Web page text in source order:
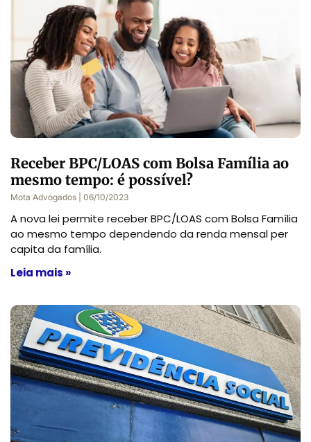
Receber BPC/LOAS com Bolsa Família ao
mesmo tempo: é possível?
Mota Advogados 06/10/2023
A nova lei permite receber BPC/LOAS com Bolsa Família
ao mesmo tempo dependendo da renda mensal per
capita da família.
Leia mais »